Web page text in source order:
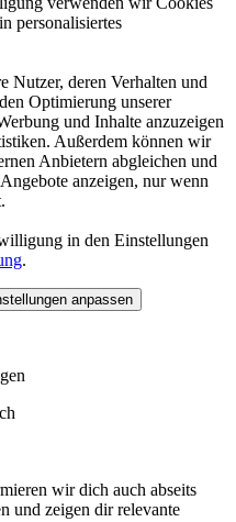
personalisiertes
Nutzer, deren Verhalten und
Optimierung unserer
und Inhalte anzuzeigen
Außerdem können wir
Anbietern abgleichen und
anzeigen, nur wenn
in den Einstellungen
.
anpassen
wir dich auch abseits
und zeigen dir relevante